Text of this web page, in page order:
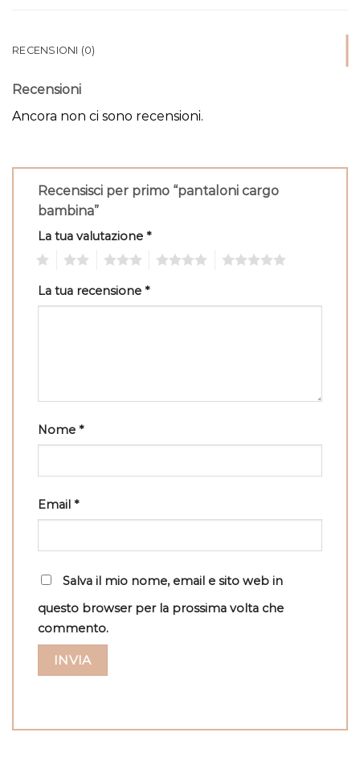
RECENSIONI (0)
Recensioni
Ancora non ci sono recensioni.
Recensisci per primo “pantaloni cargo
bambina”
La tua valutazione *
La tua recensione *
Nome *
Email *
Salva il mio nome, email e sito web in
questo browser per la prossima volta che
commento.